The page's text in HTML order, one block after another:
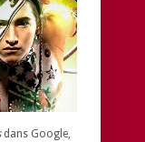
dans Google,